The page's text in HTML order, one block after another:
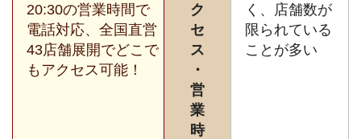
20:30の営業時間で
電話対応、全国直営
43店舗展開でどこで
もアクセス可能！
ク
セ
ス
・
営
業
時
く、店舗数が
限られている
ことが多い